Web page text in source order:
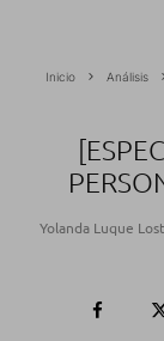
Inicio Análisis
Yolanda Luque